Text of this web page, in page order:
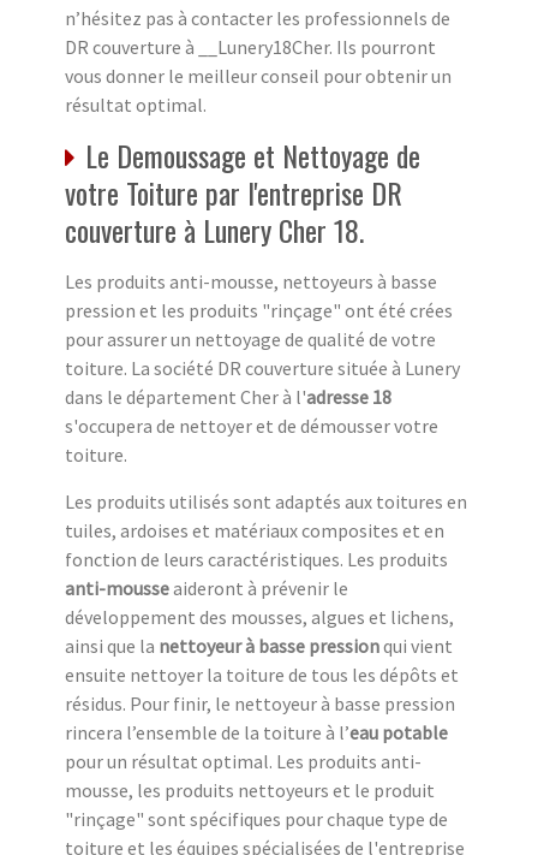
n’hésitez pas à contacter les professionnels de
DR couverture à __Lunery18Cher. Ils pourront
vous donner le meilleur conseil pour obtenir un
résultat optimal.
Le Demoussage et Nettoyage de
votre Toiture par l'entreprise DR
couverture à Lunery Cher 18.
Les produits anti-mousse, nettoyeurs à basse
pression et les produits "rinçage" ont été crées
pour assurer un nettoyage de qualité de votre
toiture. La société DR couverture située à Lunery
dans le département Cher à l'adresse 18
s'occupera de nettoyer et de démousser votre
toiture.
Les produits utilisés sont adaptés aux toitures en
tuiles, ardoises et matériaux composites et en
fonction de leurs caractéristiques. Les produits
anti-mousseaideront à prévenir le
développement des mousses, algues et lichens,
ainsi que la nettoyeur à basse pressionqui vient
ensuite nettoyer la toiture de tous les dépôts et
résidus. Pour finir, le nettoyeur à basse pression
rincera l’ensemble de la toiture à l’eau potable
pour un résultat optimal. Les produits anti-
mousse, les produits nettoyeurs et le produit
"rinçage" sont spécifiques pour chaque type de
toiture et les équipes spécialisées de l'entreprise